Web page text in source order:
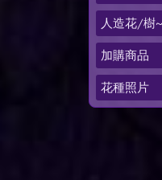
人造花/樹
加購商品
花種照片